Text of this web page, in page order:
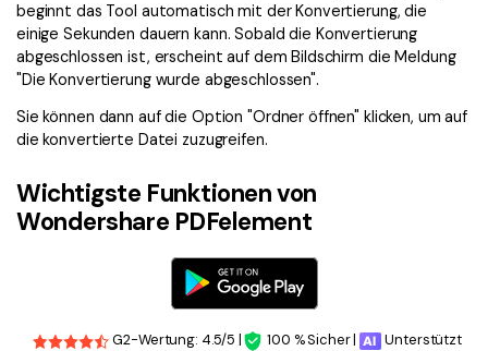
beginnt das Tool automatisch mit der Konvertierung, die
einige Sekunden dauern kann. Sobald die Konvertierung
abgeschlossen ist, erscheint auf dem Bildschirm die Meldung
"Die Konvertierung wurde abgeschlossen".
Sie können dann auf die Option "Ordner öffnen" klicken, um auf
die konvertierte Datei zuzugreifen.
Wichtigste Funktionen von
Wondershare PDFelement
G2-Wertung: 4.5/5 | 100 % Sicher |
Unterstützt